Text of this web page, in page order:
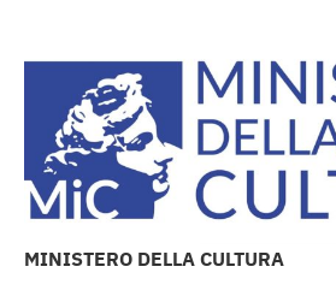
MINISTERO DELLA CULTURA